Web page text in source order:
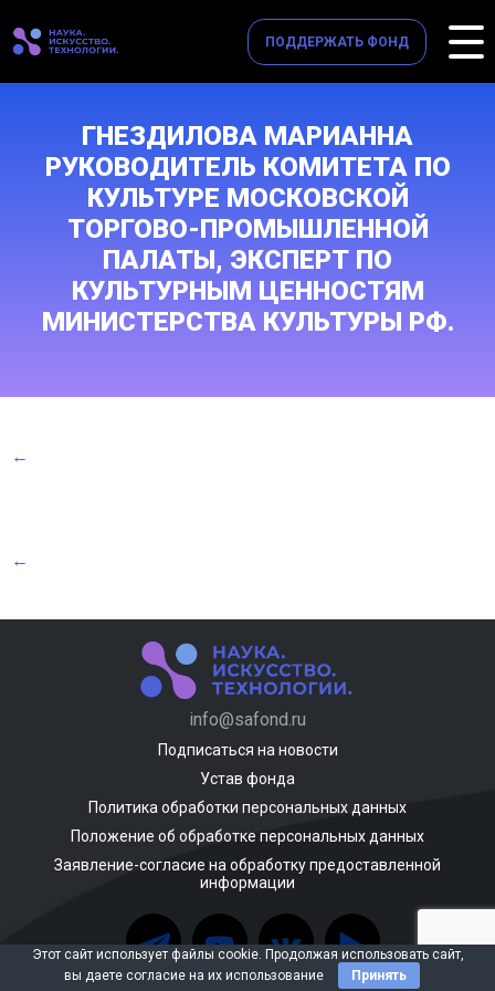
ПОДДЕРЖАТЬ ФОНД
ГНЕЗДИЛОВА МАРИАННА
РУКОВОДИТЕЛЬ КОМИТЕТА ПО
КУЛЬТУРЕ МОСКОВСКОЙ
ТОРГОВО-ПРОМЫШЛЕННОЙ
ПАЛАТЫ, ЭКСПЕРТ ПО
КУЛЬТУРНЫМ ЦЕННОСТЯМ
МИНИСТЕРСТВА КУЛЬТУРЫ РФ.
←
←
info@safond.ru
Подписаться на новости
Устав фонда
Политика обработки персональных данных
Положение об обработке персональных данных
Заявление-согласие на обработку предоставленной
информации
Этот сайт использует файлы cookie. Продолжая использовать сайт,
вы даете согласие на их использование
Принять